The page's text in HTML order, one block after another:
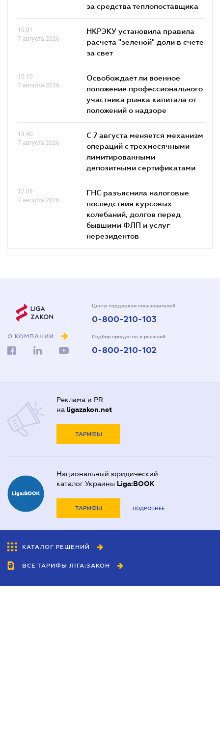
за средства теплопоставщика
16.01
7 августа 2026
НКРЭКУ установила правила
расчета "зеленой" доли в счете
за свет
15.10
7 августа 2026
Освобождает ли военное
положение профессионального
участника рынка капитала от
положений о надзоре
13.40
7 августа 2026
С 7 августа меняется механизм
операций с трехмесячными
лимитированными
депозитными сертификатами
12.09
7 августа 2026
ГНС разъяснила налоговые
последствия курсовых
колебаний, долгов перед
бывшими ФЛП и услуг
нерезидентов
О КОМПАНИИ
Центр поддержки пользователей
0-800-210-103
Подбор продуктов и решений
0-800-210-102
Реклама и PR
на ligazakon.net
ТАРИФЫ
Национальный юридический
каталог Украины Liga:BOOK
ТАРИФЫ ПОДРОБНЕЕ
КАТАЛОГ РЕШЕНИЙ
ВСЕ ТАРИФЫ ЛІГА:ЗАКОН